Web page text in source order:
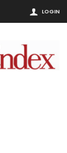
LOGIN